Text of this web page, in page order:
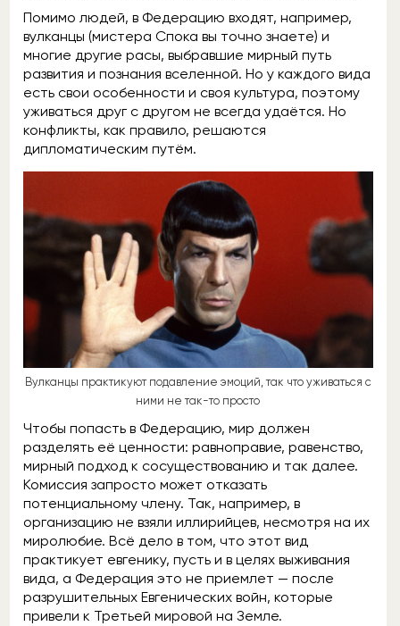
Помимо людей, в Федерацию входят, например,
вулканцы (мистера Спока вы точно знаете) и
многие другие расы, выбравшие мирный путь
развития и познания вселенной. Но у каждого вида
есть свои особенности и своя культура, поэтому
уживаться друг с другом не всегда удаётся. Но
конфликты, как правило, решаются
дипломатическим путём.
Вулканцы практикуют подавление эмоций, так что уживаться с
ними не так-то просто
Чтобы попасть в Федерацию, мир должен
разделять её ценности: равноправие, равенство,
мирный подход к сосуществованию и так далее.
Комиссия запросто может отказать
потенциальному члену. Так, например, в
организацию не взяли иллирийцев, несмотря на их
миролюбие. Всё дело в том, что этот вид
практикует евгенику, пусть и в целях выживания
вида, а Федерация это не приемлет — после
разрушительных Евгенических войн, которые
привели к Третьей мировой на Земле.